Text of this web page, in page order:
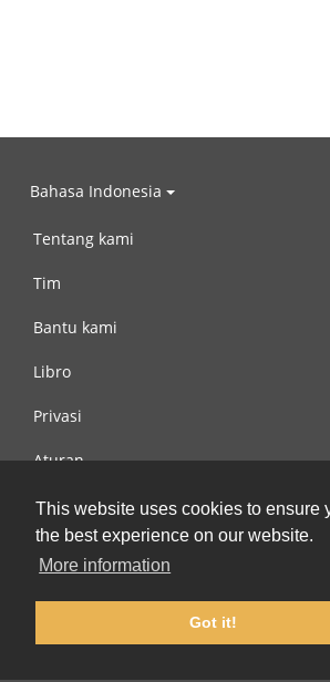
This website uses cookies to ensure
the best experience on our website.
More information
Got it!
Bahasa Indonesia
Tentang kami
Tim
Bantu kami
Libro
Privasi
Aturan
Hubungi kami
© 2002-2026 lernu.net |